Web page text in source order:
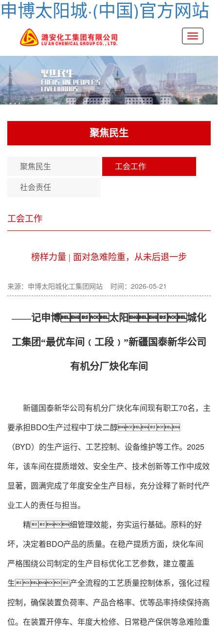
申博太阳城·(中国)官方网站
Toggle
聚焦民生
聚焦民生 工会工作
社会责任
工会工作
榜样力量 | 面对急难险重，从未后退一步
来源：申博太阳城化工集团网站 时间：2026-05-21
——记申博太阳城化
工集团“最优车间﹙工段﹚”新疆国泰新华公司
有机分厂炔化车间
新疆国泰新华公司有机分厂炔化车间现有职工70名，主
要承担BDO生产过程中丁炔二醇
（BYD）的生产运行、工艺控制、设备维护等工作。2025
年，该车间在提质增效、安全生产、技术创新等工作中成效
显著，圆满完成了年度安全生产目标，充分诠释了新时代产
业工人的责任与担当。
精细管理效能，夯实运行基础。原料的好
坏，决定着BDO产品的质量。在稳产提质方面，炔化车间
严格围绕公司制定的生产目标优化工艺参数，建立覆盖
生产全流程的工艺质量控制体系，强化过程
控制，确保装置负荷率、产品合格率、优等品率持续保持高
位。在装置开停车、年度大检修、日常稳产保供等急难险重